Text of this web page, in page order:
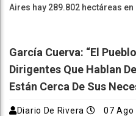
Aires hay 289.802 hectáreas en
García Cuerva: “El
Dirigentes Que Hablan
Están Cerca De Sus
Diario De Rivera 07 Ago